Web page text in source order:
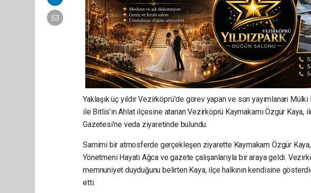
Yaklaşık üç yıldır Vezirköprü’de görev yapan ve son yayımlanan
ile Bitlis’in Ahlat ilçesine atanan Vezirköprü Kaymakamı Özgür Kaya,
Gazetesi’ne veda ziyaretinde bulundu.
Samimi bir atmosferde gerçekleşen ziyarette Kaymakam Özgür
Yönetmeni Hayati Ağca ve gazete çalışanlarıyla bir araya geldi.
memnuniyet duyduğunu belirten Kaya, ilçe halkının kendisine
etti.